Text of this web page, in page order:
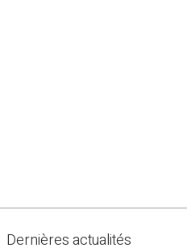
Dernières actualités